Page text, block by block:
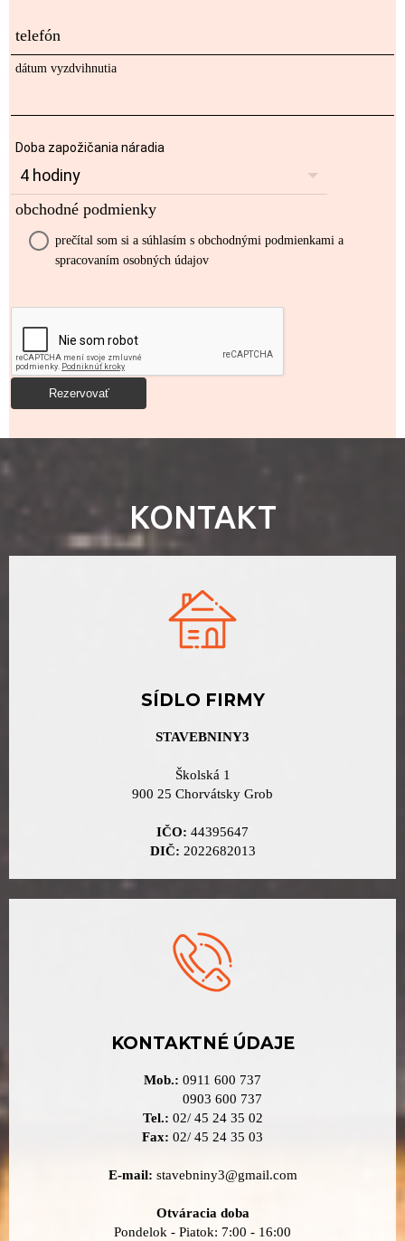
telefón
dátum vyzdvihnutia
Doba zapožičania náradia
obchodné podmienky
prečítal som si a súhlasím s obchodnými podmienkami a
spracovaním osobných údajov
KONTAKT
SÍDLO FIRMY
STAVEBNINY3
Školská 1
900 25 Chorvátsky Grob
IČO: 44395647
DIČ: 2022682013
KONTAKTNÉ ÚDAJE
Mob.: 0911 600 737
0903 600 737
Tel.: 02/ 45 24 35 02
Fax: 02/ 45 24 35 03
E-mail: stavebniny3@gmail.com
Otváracia doba
Pondelok - Piatok: 7:00 - 16:00